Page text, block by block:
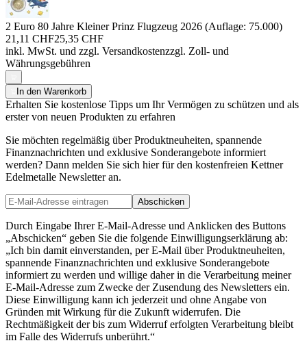
2 Euro 80 Jahre Kleiner Prinz Flugzeug 2026 (Auflage: 75.000)
21,11 CHF25,35 CHF
inkl. MwSt. und zzgl. Versandkostenzzgl. Zoll- und
Währungsgebühren
In den Warenkorb
Erhalten Sie kostenlose Tipps um Ihr Vermögen zu schützen und als
erster von neuen Produkten zu erfahren
Sie möchten regelmäßig über Produktneuheiten, spannende
Finanznachrichten und exklusive Sonderangebote informiert
werden? Dann melden Sie sich hier für den kostenfreien Kettner
Edelmetalle Newsletter an.
Abschicken
Durch Eingabe Ihrer E-Mail-Adresse und Anklicken des Buttons
„Abschicken“ geben Sie die folgende Einwilligungserklärung ab:
„Ich bin damit einverstanden, per E-Mail über Produktneuheiten,
spannende Finanznachrichten und exklusive Sonderangebote
informiert zu werden und willige daher in die Verarbeitung meiner
E-Mail-Adresse zum Zwecke der Zusendung des Newsletters ein.
Diese Einwilligung kann ich jederzeit und ohne Angabe von
Gründen mit Wirkung für die Zukunft widerrufen. Die
Rechtmäßigkeit der bis zum Widerruf erfolgten Verarbeitung bleibt
im Falle des Widerrufs unberührt.“